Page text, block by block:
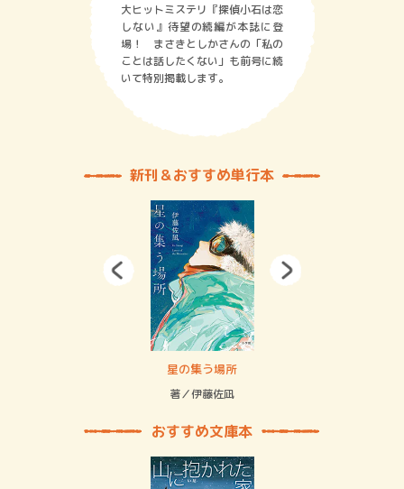
大ヒットミステリ『探偵小石は恋
しない』待望の続編が本誌に登
場！ まさきとしかさんの「私の
ことは話したくない」も前号に続
いて特別掲載します。
新刊＆おすすめ単行本
星の集う場所
著／伊藤佐凪
おすすめ文庫本